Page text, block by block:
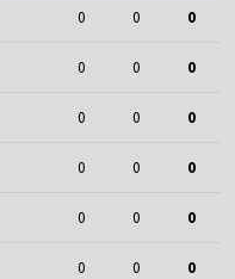
0 0 0
0 0 0
0 0 0
0 0 0
0 0 0
0 0 0